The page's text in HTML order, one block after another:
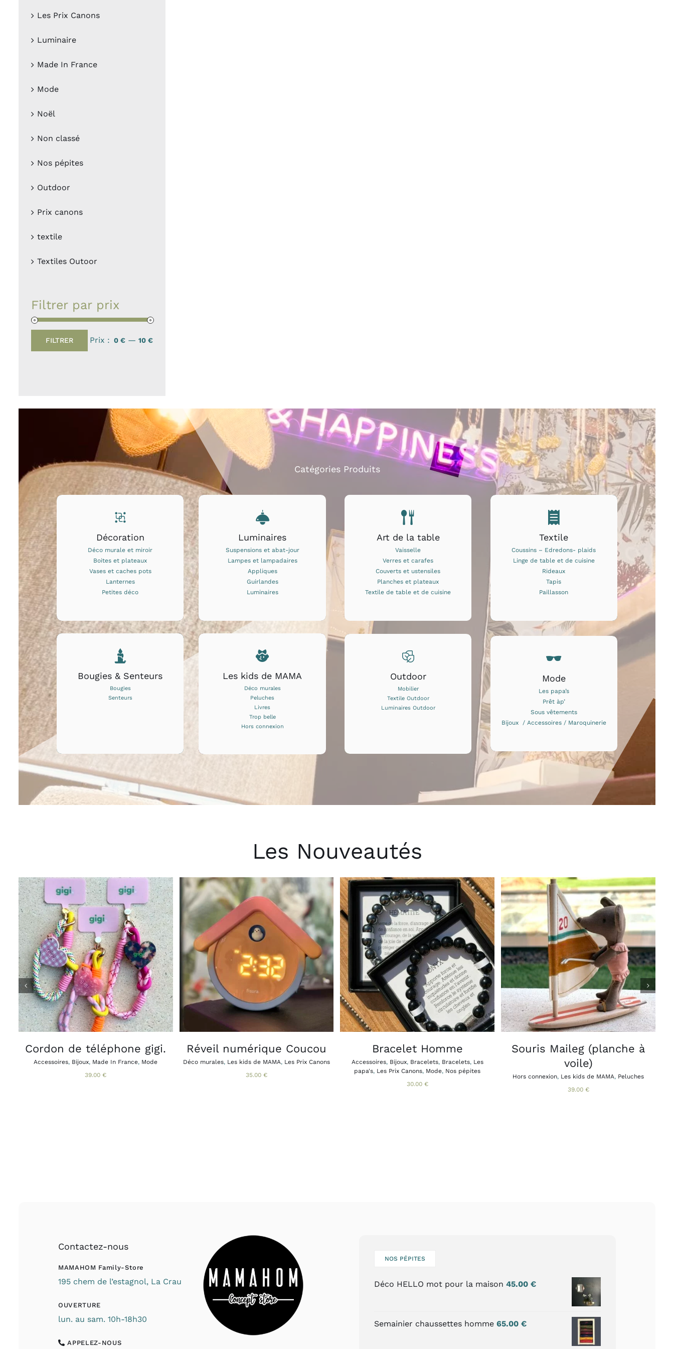
Les Prix Canons
Luminaire
Made In France
Mode
Noël
Non classé
Nos pépites
Outdoor
Prix canons
textile
Textiles Outoor
Filtrer par prix
FILTRER Prix : 0 €— 10 €
Catégories Produits
Décoration
Déco murale et miroir
Boites et plateaux
Vases et caches pots
Lanternes
Petites déco
Luminaires
Suspensions et abat-jour
Lampes et lampadaires
Appliques
Guirlandes
Luminaires
Art de la table
Vaisselle
Verres et carafes
Couverts et ustensiles
Planches et plateaux
Textile de table et de cuisine
Textile
Coussins – Edredons- plaids
Linge de table et de cuisine
Rideaux
Tapis
Paillasson
Bougies & Senteurs
Bougies
Senteurs
Les kids de MAMA
Déco murales
Peluches
Livres
Trop belle
Hors connexion
Outdoor
Mobilier
Textile Outdoor
Luminaires Outdoor
Mode
Les papa’s
Prêt àp’
Sous vêtements
Bijoux / Accessoires / Maroquinerie
Les Nouveautés
CHOIX DES OPTIONS CE
PRODUIT
A
PLUSIEURS
VARIATIONS.
LES
OPTIONS
PEUVENT
ÊTRE
SUR
LA
/ APERÇU
Cordon de téléphone gigi.
Accessoires, Bijoux, Made In France, Mode
39.00 €
AJOUTER AU PANIER / APERÇU
Réveil numérique Coucou
Déco murales, Les kids de MAMA, Les Prix Canons
35.00 €
CHOIX DES OPTIONS CE
PRODUIT
A
PLUSIEURS
VARIATIONS.
LES
OPTIONS
PEUVENT
ÊTRE
SUR
LA
PAGE
/ APERÇU
Bracelet Homme
Accessoires, Bijoux, Bracelets, Bracelets, Les
papa's, Les Prix Canons, Mode, Nos pépites
30.00 €
AJOUTER AU PANIER / APERÇU
Souris Maileg (planche à
voile)
Hors connexion, Les kids de MAMA, Peluches
39.00 €
Contactez-nous
MAMAHOM Family-Store
195 chem de l’estagnol, La Crau
OUVERTURE
lun. au sam. 10h-18h30
APPELEZ-NOUS
NOS PÉPITES
Déco HELLO mot pour la maison 45.00€
Semainier chaussettes homme 65.00€